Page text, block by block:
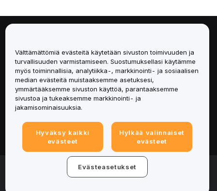
Palvelut
Tuki
Tuotteet
Lakiasiat
© 2025-2026 Bybit.eu. All rights reserved.
Välttämättömiä evästeitä käytetään sivuston toimivuuden ja
turvallisuuden varmistamiseen. Suostumuksellasi käytämme
myös toiminnallisia, analytiikka-, markkinointi- ja sosiaalisen
median evästeitä muistaaksemme asetuksesi,
ymmärtääksemme sivuston käyttöä, parantaaksemme
sivustoa ja tukeaksemme markkinointi- ja
jakamisominaisuuksia.
Hyväksy kaikki
evästeet
Hylkää valinnaiset
evästeet
Evästeasetukset